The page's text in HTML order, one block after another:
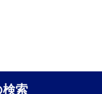
索